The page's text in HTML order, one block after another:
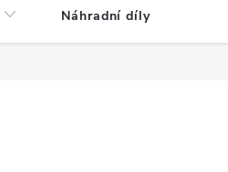
Náhradní díly